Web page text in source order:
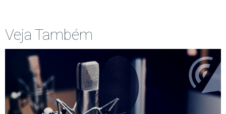
Veja Também